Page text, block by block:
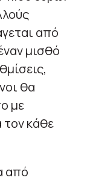
από
μισθό
θα
με
τον κάθε
από